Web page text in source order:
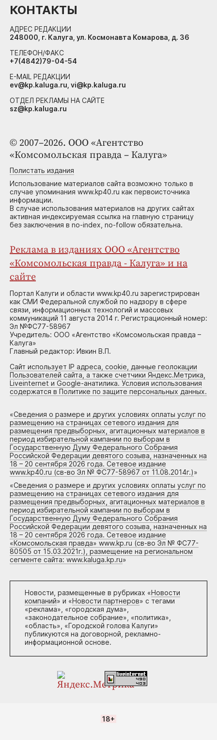
© 2007–2026. ООО «Агентство
«Комсомольская правда – Калуга»
Полистать издания
Использование материалов сайта возможно только в
случае упоминания www.kp40.ru как первоисточника
информации.
В случае использования материалов на других сайтах
активная индексируемая ссылка на главную страницу
без заключения в no-index, no-follow обязательна.
Реклама в изданиях ООО «Агентство
«Комсомольская правда - Калуга» и на
сайте
Портал Калуги и области www.kp40.ru зарегистрирован
как СМИ Федеральной службой по надзору в сфере
связи, информационных технологий и массовых
коммуникаций 11 августа 2014 г. Регистрационный номер:
Эл №ФС77-58967
Учредитель: ООО «Агентство «Комсомольская правда –
Калуга»
Главный редактор: Ивкин В.П.
Сайт использует IP адреса, cookie, данные геолокации
Пользователей сайта, а также счетчики Яндекс.Метрика,
Liveinternet и Google-анатилика. Условия использования
содержатся в Политике по защите персональных данных.
«Сведения о размере и других условиях оплаты услуг по
размещению на страницах сетевого издания для
размещения предвыборных, агитационных материалов в
период избирательной кампании по выборам в
Государственную Думу Федерального Собрания
Российской Федерации девятого созыва, назначенных на
18 – 20 сентября 2026 года. Сетевое издание
www.kp40.ru (св-во Эл № ФС77-58967 от 11.08.2014г.)»
«Сведения о размере и других условиях оплаты услуг по
размещению на страницах сетевого издания для
размещения предвыборных, агитационных материалов в
период избирательной кампании по выборам в
Государственную Думу Федерального Собрания
Российской Федерации девятого созыва, назначенных на
18 – 20 сентября 2026 года. Сетевое издание
«Комсомольская правда» www.kp.ru (св-во Эл № ФС77-
80505 от 15.03.2021г.), размещение на региональном
сегменте сайта: www.kaluga.kp.ru»
Новости, размещенные в рубриках «Новости
компаний» и «Новости партнеров» с тегами
«реклама», «городская дума»,
«законодательное собрание», «политика»,
«область», «Городской голова Калуги»
публикуются на договорной, рекламно-
информационной основе.
КОНТАКТЫ
АДРЕС РЕДАКЦИИ
248000, г. Калуга, ул. Космонавта Комарова, д. 36
ТЕЛЕФОН/ФАКС
+7(4842)79-04-54
E-MAIL РЕДАКЦИИ
ev@kp.kaluga.ru, vi@kp.kaluga.ru
ОТДЕЛ РЕКЛАМЫ НА САЙТЕ
sz@kp.kaluga.ru
18+